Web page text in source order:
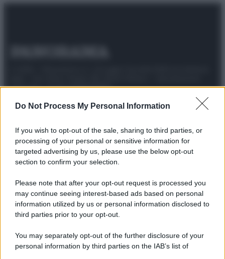
Do Not Process My Personal Information
If you wish to opt-out of the sale, sharing to third parties, or
processing of your personal or sensitive information for
targeted advertising by us, please use the below opt-out
section to confirm your selection.
Please note that after your opt-out request is processed you
may continue seeing interest-based ads based on personal
information utilized by us or personal information disclosed to
third parties prior to your opt-out.
You may separately opt-out of the further disclosure of your
personal information by third parties on the IAB’s list of
riservata – P.IVA 10518230965
Attualità Lifestyle ModaVideoPodcastAbbonati
Preferenze Privacy Privacy Policy